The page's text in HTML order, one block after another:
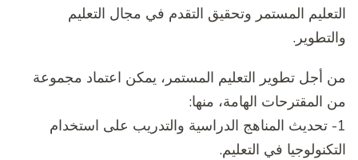
التعليم المستمر وتحقيق التقدم في مجال التعليم
والتطوير.
من أجل تطوير التعليم المستمر، يمكن اعتماد مجموعة
من المقترحات الهامة، منها:
1- تحديث المناهج الدراسية والتدريب على استخدام
التكنولوجيا في التعليم.